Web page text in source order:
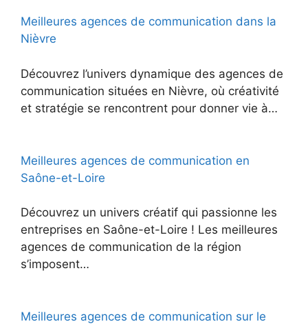
Meilleures agences de communication dans la
Nièvre
Découvrez l’univers dynamique des agences de
communication situées en Nièvre, où créativité
et stratégie se rencontrent pour donner vie à…
Meilleures agences de communication en
Saône-et-Loire
Découvrez un univers créatif qui passionne les
entreprises en Saône-et-Loire ! Les meilleures
agences de communication de la région
s’imposent…
Meilleures agences de communication sur le